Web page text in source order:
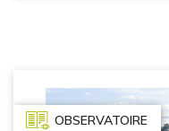
OBSERVATOIRE